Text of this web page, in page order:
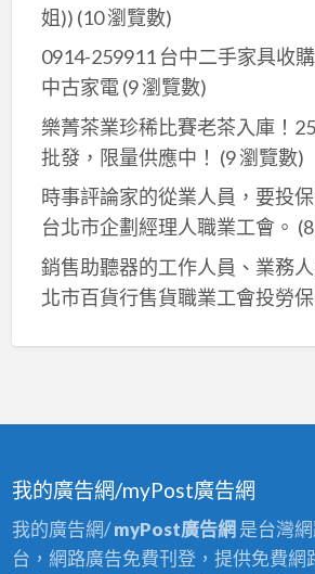
姐)) (10 瀏覽數)
0914-259911 台中二手家具收
中古家電(9 瀏覽數)
樂菁茶業珍稀比賽老茶入庫！
批發，限量供應中！ (9 瀏覽數)
時事評論家的從業人員，要投
台北市企劃經理人職業工會。
銷售助聽器的工作人員、業務
北市百貨行售貨職業工會投勞保
我的廣告網/myPost廣告網
我的廣告網/myPost廣告網是台灣
台，網路廣告免費刊登，提供免費網